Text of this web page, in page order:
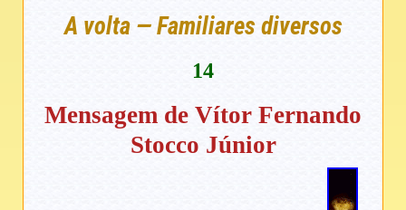
A volta — Familiares diversos
14
Mensagem de Vítor Fernando
Stocco Júnior